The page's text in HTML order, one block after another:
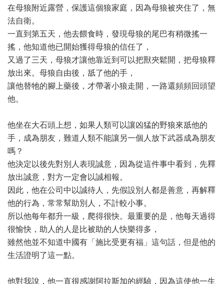
在母狼附近露營，保護這個狼家庭，因為母狼被夾住了，無
法自衛。
一直到第五天，他去餵食時，發現母狼的尾巴有稍微搖一
搖，他知道他已開始獲得母狼的信任了，
又過了三天，母狼才讓他靠近到可以把獸夾鬆開，把母狼釋
放出來。母狼自由後，舐了他的手，
讓他替牠的腳上藥後，才帶著小狼走開，一路還頻頻回頭望
他。
他坐在大石頭上想，如果人類可以讓凶猛的野狼來舐他的
手，成為朋友，難道人類不能讓另一個人放下武器成為朋友
嗎？
他決定以後先對別人表現誠意，因為從這件事中看到，先釋
放出誠意，對方一定會以誠相報。
因此，他在公司中以誠待人，先假設別人都是善意，再解釋
他的行為，常常幫助別人，不計較小事。
所以他每年都升一級，爬得很快。最重要的是，他每天過得
很愉快，助人的人是比被助的人快樂得多，
雖然他並不知道中國有「施比受更有福」這句話，但是他的
生活證明了這一點。
他對我說，他一直很感謝阿拉斯加的經驗，因為這使他一生